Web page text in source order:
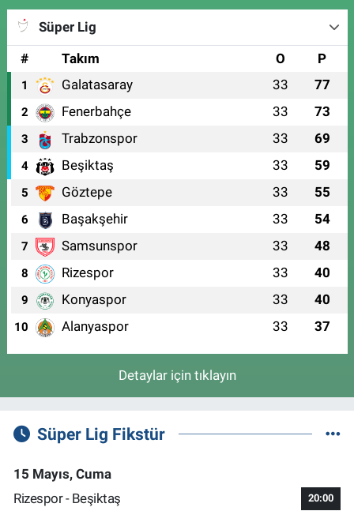
Süper Lig
#
Takım O P
1 Galatasaray 33 77
2 Fenerbahçe 33 73
3 Trabzonspor 33 69
4 Beşiktaş 33 59
5 Göztepe 33 55
6 Başakşehir 33 54
7 Samsunspor 33 48
8 Rizespor 33 40
9 Konyaspor 33 40
10 Alanyaspor 33 37
Detaylar için tıklayın
Süper Lig Fikstür
15 Mayıs, Cuma
Rizespor - Beşiktaş
20:00